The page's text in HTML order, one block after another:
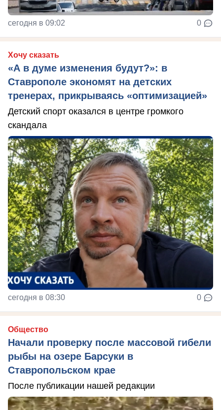
сегодня в 09:02 0
Хочу сказать
«А в думе изменения будут?»: в
Ставрополе экономят на детских
тренерах, прикрываясь «оптимизацией»
Детский спорт оказался в центре громкого
скандала
сегодня в 08:30 0
Общество
Начали проверку после массовой гибели
рыбы на озере Барсуки в
Ставропольском крае
После публикации нашей редакции